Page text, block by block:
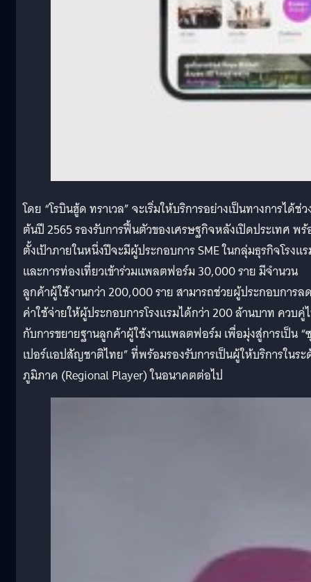
โดย “โรบินฮู้ด ทราเวล” จะเริ่มให้บริการอย่างเป็นทางการได้ช่ว
ต้นปี 2565 รองรับการฟื้นตัวของเศรษฐกิจหลังเปิดประเทศ พ
ตั้งเป้าภายในหนึ่งปีจะมีผู้ประกอบการ SME ในกลุ่มธุรกิจโรงแ
และการท่องเที่ยวเข้าร่วมแพลตฟอร์ม 30,000 ราย มีจำนวน
ลูกค้าผู้ใช้งานกว่า 200,000 ราย สามารถช่วยผู้ประกอบการล
ค่าใช้จ่ายให้ผู้ประกอบการโรงแรมได้กว่า 200 ล้านบาท ควบคู่
กับการขยายฐานลูกค้าผู้ใช้งานแพลตฟอร์ม เพื่อมุ่งสู่การเป็น “
เปอร์แอปสัญชาติไทย” ที่พร้อมรองรับการเป็นผู้ให้บริการในร
ภูมิภาค (Regional Player) ในอนาคตต่อไป